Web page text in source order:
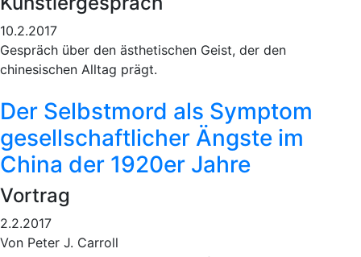
10.2.2017
Gespräch über den ästhetischen Geist, der den
chinesischen Alltag prägt.
Der Selbstmord als Symptom
gesellschaftlicher Ängste im
China der 1920er Jahre
Vortrag
2.2.2017
Von Peter J. Carroll